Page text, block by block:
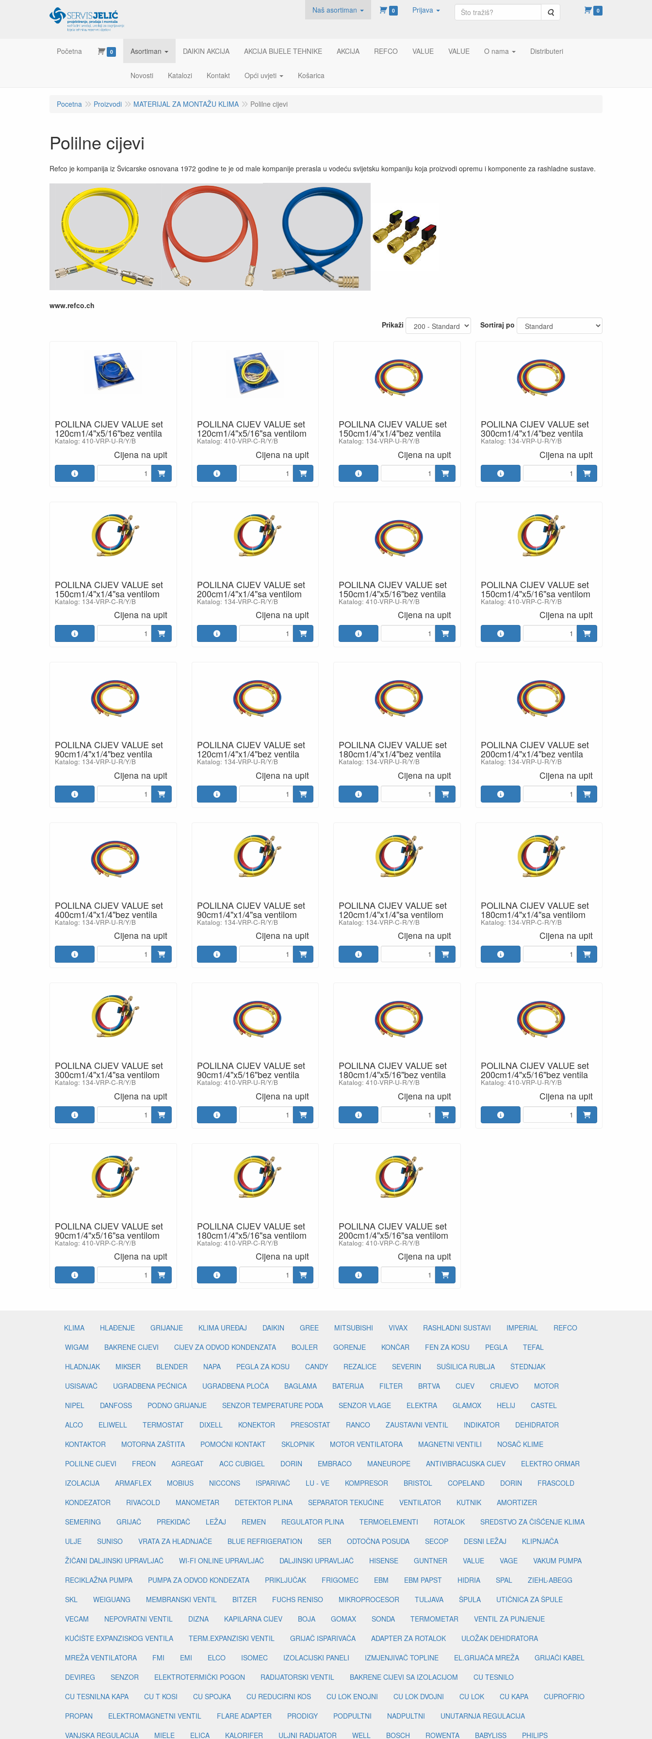
Naš asortiman 0 Prijava Pretraga 0
Početna 0 Asortiman DAIKIN AKCIJA AKCIJA BIJELE TEHNIKE AKCIJA REFCO VALUE VALUE O nama Distributeri
Novosti Katalozi Kontakt Opći uvjeti Košarica
Pocetna Proizvodi MATERIJAL ZA MONTAŽU KLIMA Polilne cijevi
Polilne cijevi
Refco je kompanija iz Švicarske osnovana 1972 godine te je od male kompanije prerasla u vodeću svijetsku kompaniju koja proizvodi opremu i komponente za rashladne sustave.
www.refco.ch
Prikaži
Sortiraj po
POLILNA CIJEV VALUE set
120cm1/4"x5/16"bez ventila
Katalog: 410-VRP-U-R/Y/B
Cijena na upit
POLILNA CIJEV VALUE set
120cm1/4"x5/16"sa ventilom
Katalog: 410-VRP-C-R/Y/B
Cijena na upit
POLILNA CIJEV VALUE set
150cm1/4"x1/4"bez ventila
Katalog: 134-VRP-U-R/Y/B
Cijena na upit
POLILNA CIJEV VALUE set
300cm1/4"x1/4"bez ventila
Katalog: 134-VRP-U-R/Y/B
Cijena na upit
POLILNA CIJEV VALUE set
150cm1/4"x1/4"sa ventilom
Katalog: 134-VRP-C-R/Y/B
Cijena na upit
POLILNA CIJEV VALUE set
200cm1/4"x1/4"sa ventilom
Katalog: 134-VRP-C-R/Y/B
Cijena na upit
POLILNA CIJEV VALUE set
150cm1/4"x5/16"bez ventila
Katalog: 410-VRP-U-R/Y/B
Cijena na upit
POLILNA CIJEV VALUE set
150cm1/4"x5/16"sa ventilom
Katalog: 410-VRP-C-R/Y/B
Cijena na upit
POLILNA CIJEV VALUE set
90cm1/4"x1/4"bez ventila
Katalog: 134-VRP-U-R/Y/B
Cijena na upit
POLILNA CIJEV VALUE set
120cm1/4"x1/4"bez ventila
Katalog: 134-VRP-U-R/Y/B
Cijena na upit
POLILNA CIJEV VALUE set
180cm1/4"x1/4"bez ventila
Katalog: 134-VRP-U-R/Y/B
Cijena na upit
POLILNA CIJEV VALUE set
200cm1/4"x1/4"bez ventila
Katalog: 134-VRP-U-R/Y/B
Cijena na upit
POLILNA CIJEV VALUE set
400cm1/4"x1/4"bez ventila
Katalog: 134-VRP-U-R/Y/B
Cijena na upit
POLILNA CIJEV VALUE set
90cm1/4"x1/4"sa ventilom
Katalog: 134-VRP-C-R/Y/B
Cijena na upit
POLILNA CIJEV VALUE set
120cm1/4"x1/4"sa ventilom
Katalog: 134-VRP-C-R/Y/B
Cijena na upit
POLILNA CIJEV VALUE set
180cm1/4"x1/4"sa ventilom
Katalog: 134-VRP-C-R/Y/B
Cijena na upit
POLILNA CIJEV VALUE set
300cm1/4"x1/4"sa ventilom
Katalog: 134-VRP-C-R/Y/B
Cijena na upit
POLILNA CIJEV VALUE set
90cm1/4"x5/16"bez ventila
Katalog: 410-VRP-U-R/Y/B
Cijena na upit
POLILNA CIJEV VALUE set
180cm1/4"x5/16"bez ventila
Katalog: 410-VRP-U-R/Y/B
Cijena na upit
POLILNA CIJEV VALUE set
200cm1/4"x5/16"bez ventila
Katalog: 410-VRP-U-R/Y/B
Cijena na upit
POLILNA CIJEV VALUE set
90cm1/4"x5/16"sa ventilom
Katalog: 410-VRP-C-R/Y/B
Cijena na upit
POLILNA CIJEV VALUE set
180cm1/4"x5/16"sa ventilom
Katalog: 410-VRP-C-R/Y/B
Cijena na upit
POLILNA CIJEV VALUE set
200cm1/4"x5/16"sa ventilom
Katalog: 410-VRP-C-R/Y/B
Cijena na upit
KLIMA HLAĐENJE GRIJANJE KLIMA UREĐAJ DAIKIN GREE MITSUBISHI VIVAX RASHLADNI SUSTAVI IMPERIAL
REFCO
WIGAM
BAKRENE CIJEVI CIJEV ZA ODVOD KONDENZATA BOJLER GORENJE KONČAR FEN ZA KOSU PEGLA
TEFAL
HLADNJAK
MIKSER BLENDER NAPA PEGLA ZA KOSU CANDY REZALICE SEVERIN SUŠILICA RUBLJA
ŠTEDNJAK
USISAVAČ
UGRADBENA PEĆNICA UGRADBENA PLOČA BAGLAMA BATERIJA FILTER BRTVA CIJEV CRIJEVO
MOTOR
NIPEL
DANFOSS PODNO GRIJANJE SENZOR TEMPERATURE PODA SENZOR VLAGE ELEKTRA GLAMOX HELIJ
CASTEL
ALCO
ELIWELL TERMOSTAT DIXELL KONEKTOR PRESOSTAT RANCO ZAUSTAVNI VENTIL INDIKATOR
DEHIDRATOR
KONTAKTOR
MOTORNA ZAŠTITA POMOĆNI KONTAKT SKLOPNIK MOTOR VENTILATORA MAGNETNI VENTILI
NOSAČ KLIME
POLILNE CIJEVI
FREON AGREGAT ACC CUBIGEL DORIN EMBRACO MANEUROPE ANTIVIBRACIJSKA CIJEV
ELEKTRO ORMAR
IZOLACIJA
ARMAFLEX MOBIUS NICCONS ISPARIVAČ LU - VE KOMPRESOR BRISTOL COPELAND DORIN
FRASCOLD
KONDEZATOR
RIVACOLD MANOMETAR DETEKTOR PLINA SEPARATOR TEKUĆINE VENTILATOR KUTNIK
AMORTIZER
SEMERING
GRIJAČ PREKIDAČ LEŽAJ REMEN REGULATOR PLINA TERMOELEMENTI ROTALOK
SREDSTVO ZA ČIŠĆENJE KLIMA
ULJE
SUNISO VRATA ZA HLADNJAČE BLUE REFRIGERATION SER ODTOČNA POSUDA SECOP DESNI LEŽAJ
KLIPNJAČA
ŽIČANI DALJINSKI UPRAVLJAČ
WI-FI ONLINE UPRAVLJAČ DALJINSKI UPRAVLJAČ HISENSE GUNTNER VALUE VAGE
VAKUM PUMPA
RECIKLAŽNA PUMPA
PUMPA ZA ODVOD KONDEZATA PRIKLJUČAK FRIGOMEC EBM EBM PAPST HIDRIA SPAL
ZIEHL-ABEGG
SKL
WEIGUANG MEMBRANSKI VENTIL BITZER FUCHS RENISO MIKROPROCESOR TULJAVA ŠPULA
UTIČNICA ZA ŠPULE
VECAM
NEPOVRATNI VENTIL DIZNA KAPILARNA CIJEV BOJA GOMAX SONDA TERMOMETAR
VENTIL ZA PUNJENJE
KUĆIŠTE EXPANZISKOG VENTILA
TERM.EXPANZISKI VENTIL GRIJAČ ISPARIVAČA ADAPTER ZA ROTALOK
ULOŽAK DEHIDRATORA
MREŽA VENTILATORA
FMI EMI ELCO ISOMEC IZOLACIJSKI PANELI IZMJENJIVAČ TOPLINE EL.GRIJAČA MREŽA
GRIJAČI KABEL
DEVIREG
SENZOR ELEKTROTERMIČKI POGON RADIJATORSKI VENTIL BAKRENE CIJEVI SA IZOLACIJOM
CU TESNILO
CU TESNILNA KAPA
CU T KOSI CU SPOJKA CU REDUCIRNI KOS CU LOK ENOJNI CU LOK DVOJNI CU LOK CU KAPA
CUPROFRIO
PROPAN
ELEKTROMAGNETNI VENTIL FLARE ADAPTER PRODIGY PODPULTNI NADPULTNI
UNUTARNJA REGULACIJA
VANJSKA REGULACIJA
MIELE ELICA KALORIFER ULJNI RADIJATOR WELL BOSCH ROWENTA BABYLISS PHILIPS